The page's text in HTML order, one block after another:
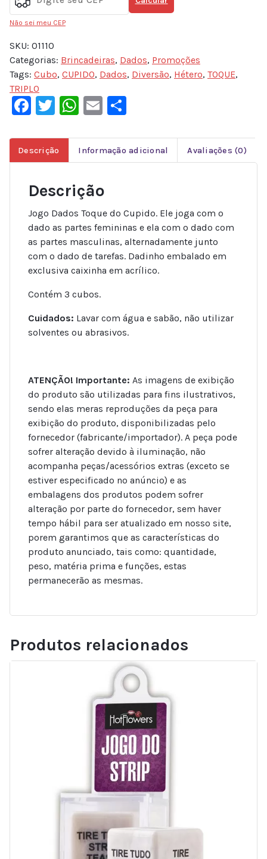
Não sei meu CEP
SKU: 01110
Categorias: Brincadeiras, Dados, Promoções
Tags: Cubo, CUPIDO, Dados, Diversão, Hétero, TOQUE,
TRIPLO
Facebook
Twitter
WhatsApp
Email
Descrição Informação adicional Avaliações (0)
Descrição
Jogo Dados Toque do Cupido. Ele joga com o
dado as partes femininas e ela com o dado com
as partes masculinas, alternadamente junto
com o dado de tarefas. Dadinho embalado em
exclusiva caixinha em acrílico.
Contém 3 cubos.
Cuidados: Lavar com água e sabão, não utilizar
solventes ou abrasivos.
ATENÇÃO! Importante: As imagens de exibição
do produto são utilizadas para fins ilustrativos,
sendo elas meras reproduções da peça para
exibição do produto, disponibilizadas pelo
fornecedor (fabricante/importador). A peça pode
sofrer alteração devido à iluminação, não
acompanha peças/acessórios extras (exceto se
estiver especificado no anúncio) e as
embalagens dos produtos podem sofrer
alteração por parte do fornecedor, sem haver
tempo hábil para ser atualizado em nosso site,
porem garantimos que as características do
produto anunciado, tais como: quantidade,
peso, matéria prima e funções, estas
permanecerão as mesmas.
Produtos relacionados